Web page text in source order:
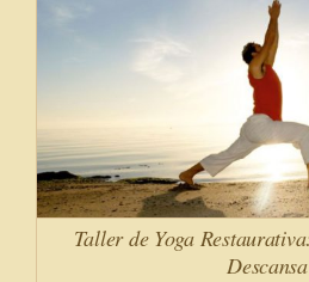
Taller de Yoga
Descansa